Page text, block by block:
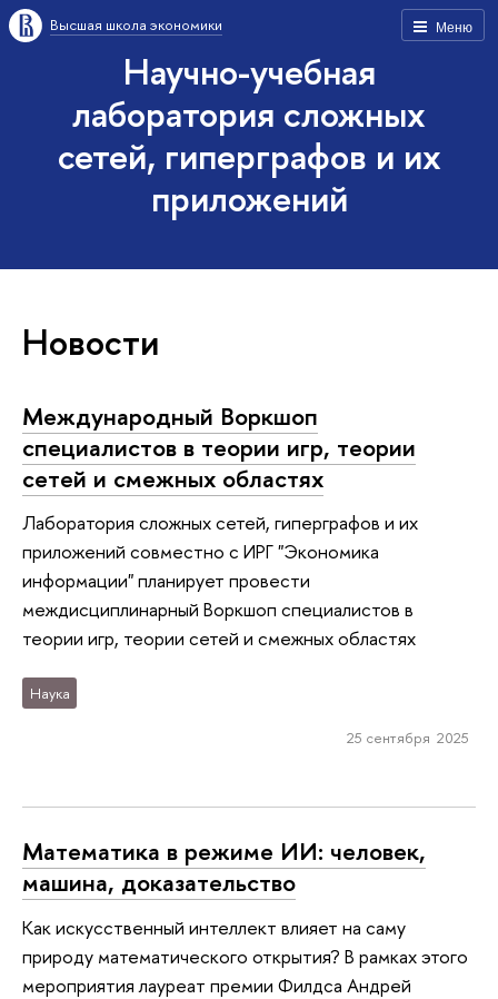
Меню
Высшая школа экономики
Научно-учебная
лаборатория сложных
сетей, гиперграфов и их
приложений
Новости
Международный Воркшоп
специалистов в теории игр, теории
сетей и смежных областях
Лаборатория сложных сетей, гиперграфов и их
приложений совместно с ИРГ "Экономика
информации" планирует провести
междисциплинарный Воркшоп специалистов в
теории игр, теории сетей и смежных областях
Наука
25 сентября 2025
Математика в режиме ИИ: человек,
машина, доказательство
Как искусственный интеллект влияет на саму
природу математического открытия? В рамках этого
мероприятия лауреат премии Филдса Андрей